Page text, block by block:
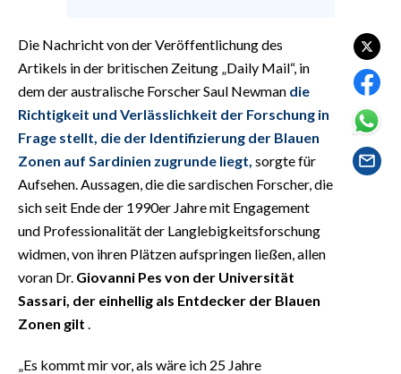
FOTO
VIDEO
INFO AZIENDE
ABBONATI
PUBBLICITÀ
SPIAGGE
STORE
Die Nachricht von der Veröffentlichung des
Artikels in der britischen Zeitung „Daily Mail“, in
dem der australische Forscher Saul Newman die
Richtigkeit und Verlässlichkeit der Forschung in
Frage stellt, die der Identifizierung der Blauen
Zonen auf Sardinien zugrunde liegt, sorgte für
Aufsehen. Aussagen, die die sardischen Forscher, die
sich seit Ende der 1990er Jahre mit Engagement
und Professionalität der Langlebigkeitsforschung
widmen, von ihren Plätzen aufspringen ließen, allen
voran Dr. Giovanni Pes von der Universität
Sassari, der einhellig als Entdecker der Blauen
Zonen gilt
„Es kommt mir vor, als wäre ich 25 Jahre